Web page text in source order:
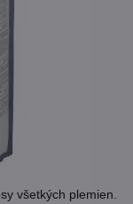
všetkých plemien.